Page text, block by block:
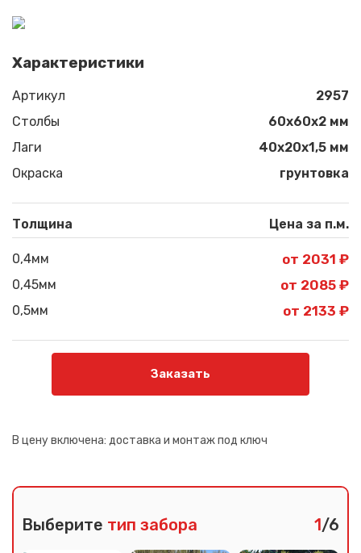
Характеристики
Артикул
2957
Столбы
60х60х2 мм
Лаги
40х20х1,5 мм
Окраска
грунтовка
Толщина Цена за п.м.
0,4мм от 2031 ₽
0,45мм от 2085 ₽
0,5мм от 2133 ₽
Заказать
В цену включена: доставка и монтаж под ключ
Выберите тип забора 1/6